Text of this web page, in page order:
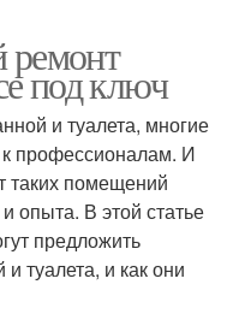
под ключ
и туалета, многие
профессионалам. И
таких помещений
опыта. В этой статье
предложить
туалета, и как они